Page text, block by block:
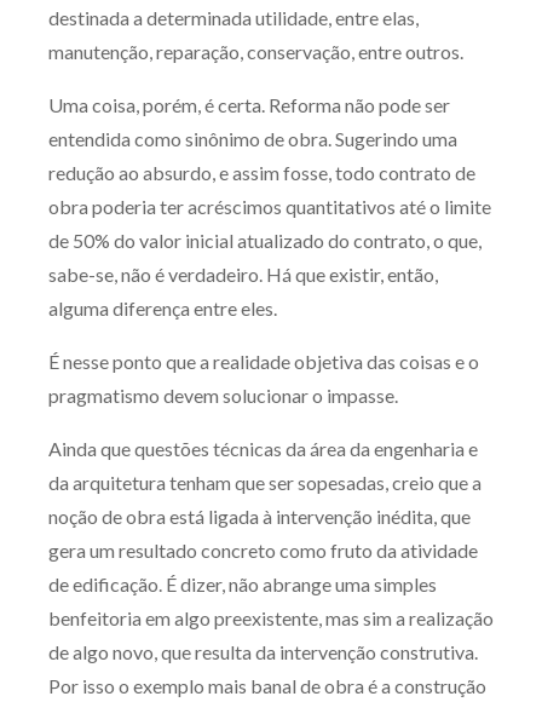
destinada a determinada utilidade, entre elas,
manutenção, reparação, conservação, entre outros.
Uma coisa, porém, é certa. Reforma não pode ser
entendida como sinônimo de obra. Sugerindo uma
redução ao absurdo, e assim fosse, todo contrato de
obra poderia ter acréscimos quantitativos até o limite
de 50% do valor inicial atualizado do contrato, o que,
sabe-se, não é verdadeiro. Há que existir, então,
alguma diferença entre eles.
É nesse ponto que a realidade objetiva das coisas e o
pragmatismo devem solucionar o impasse.
Ainda que questões técnicas da área da engenharia e
da arquitetura tenham que ser sopesadas, creio que a
noção de obra está ligada à intervenção inédita, que
gera um resultado concreto como fruto da atividade
de edificação. É dizer, não abrange uma simples
benfeitoria em algo preexistente, mas sim a realização
de algo novo, que resulta da intervenção construtiva.
Por isso o exemplo mais banal de obra é a construção